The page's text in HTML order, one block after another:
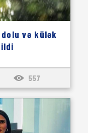
və külək
557